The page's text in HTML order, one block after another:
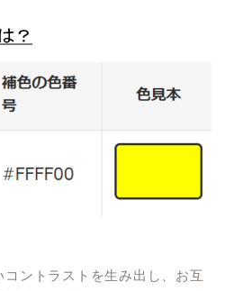
ントラストを生み出し、お互